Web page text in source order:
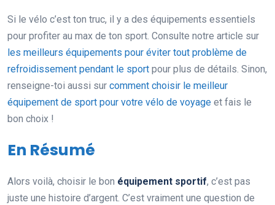
Si le vélo c’est ton truc, il y a des équipements essentiels
pour profiter au max de ton sport. Consulte notre article sur
les meilleurs équipements pour éviter tout problème de
refroidissement pendant le sport pour plus de détails. Sinon,
renseigne-toi aussi sur comment choisir le meilleur
équipement de sport pour votre vélo de voyage et fais le
bon choix !
En Résumé
Alors voilà, choisir le bon équipement sportif, c’est pas
juste une histoire d’argent. C’est vraiment une question de